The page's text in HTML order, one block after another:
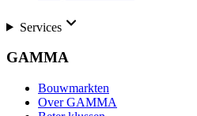
Services
GAMMA
Bouwmarkten
Over GAMMA